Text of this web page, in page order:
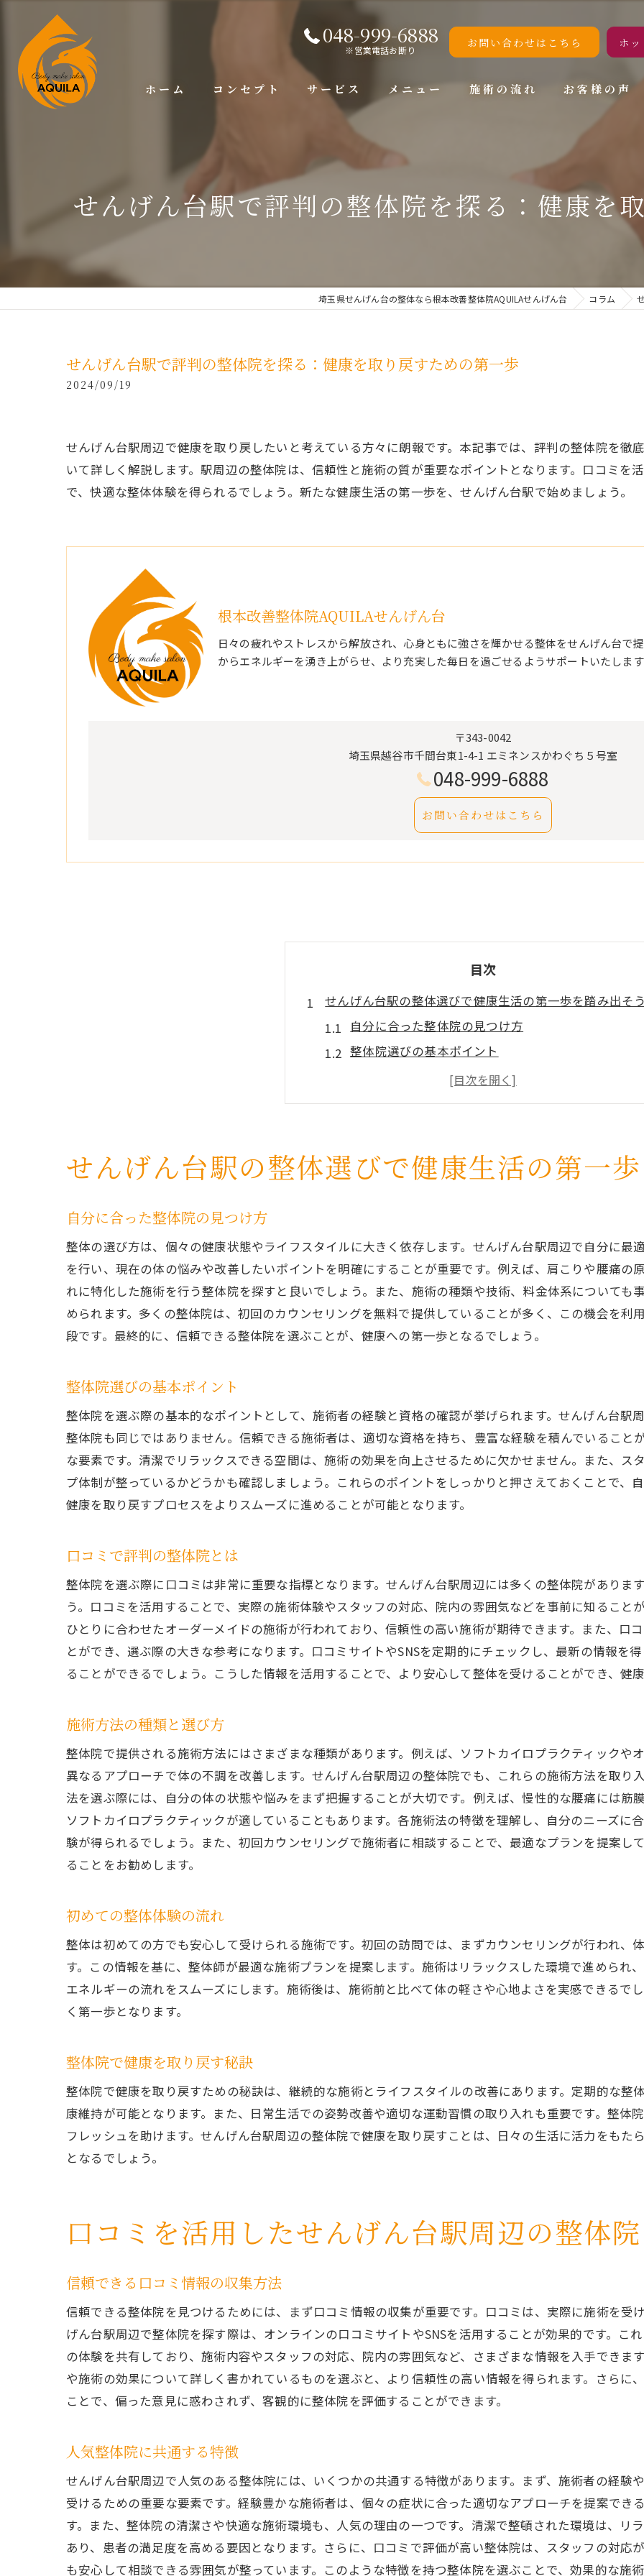
048-999-6888
※営業電話お断り
お問い合わせはこちら ホ
ホーム コンセプト サービス メニュー 施術の流れ お客様の声
せんげん台駅で評判の整体院を探る：健康を
埼玉県せんげん台の整体なら根本改善整体院AQUILAせんげん台 コラム
せんげん台駅で評判の整体院を探る：健康を取り戻すための第一歩
2024/09/19
せんげん台駅周辺で健康を取り戻したいと考えている方々に朗報です。本記事では、評判の整体院を徹
いて詳しく解説します。駅周辺の整体院は、信頼性と施術の質が重要なポイントとなります。口コミを
で、快適な整体体験を得られるでしょう。新たな健康生活の第一歩を、せんげん台駅で始めましょう。
根本改善整体院AQUILAせんげん台
日々の疲れやストレスから解放され、心身ともに強さを輝かせる整体をせんげん台で
からエネルギーを湧き上がらせ、より充実した毎日を過ごせるようサポートいたしま
〒343-0042
埼玉県越谷市千間台東1-4-1 エミネンスかわぐち５号室
048-999-6888
お問い合わせはこちら
目次
せんげん台駅の整体選びで健康生活の第一歩を踏み出そ
自分に合った整体院の見つけ方
整体院選びの基本ポイント
口コミで評判の整体院とは
施術方法の種類と選び方
整体院で健康を取り戻す秘訣
口コミを活用したせんげん台駅周辺の整体院の選び方
口コミの信憑性を見極めるポイント
体験者の声から学ぶ整体院選び
口コミを参考にした施術効果の検証
自分に合った口コミの活用法
整体で改善される代表的な症状
健康維持に役立つ整体の活用法
整体が心身に与える影響
施術後に期待できる健康改善
施術環境の清潔さをチェック
施術者の経験と資格の確認法
オーダーメイドの施術プランを提供しているか
整体院の設備と雰囲気の重要性
整体院の料金体系とサービス内容
地域密着型整体院のメリット
施術者との相性確認のコツ
評判の整体院を見極める基準
友人や知人からの紹介を活用
整体と合わせて行いたい健康習慣
施術者の技術力と信頼性
高品質な施術を提供する整体院の特徴
施術後の体感で選ぶ整体院
清潔な施術環境が整ったせんげん台駅の整体院を探る
施術ベッドや器具の清潔感を確認
スタッフの清潔さと対応力
整体院内の衛生管理体制のチェック
心地よい施術空間の見つけ方
せんげん台駅の整体選びで健康生活の第一
自分に合った整体院の見つけ方
整体の選び方は、個々の健康状態やライフスタイルに大きく依存します。せんげん台駅周辺で自分に最
を行い、現在の体の悩みや改善したいポイントを明確にすることが重要です。例えば、肩こりや腰痛の
れに特化した施術を行う整体院を探すと良いでしょう。また、施術の種類や技術、料金体系についても
められます。多くの整体院は、初回のカウンセリングを無料で提供していることが多く、この機会を利
段です。最終的に、信頼できる整体院を選ぶことが、健康への第一歩となるでしょう。
整体院選びの基本ポイント
整体院を選ぶ際の基本的なポイントとして、施術者の経験と資格の確認が挙げられます。せんげん台駅
整体院も同じではありません。信頼できる施術者は、適切な資格を持ち、豊富な経験を積んでいること
な要素です。清潔でリラックスできる空間は、施術の効果を向上させるために欠かせません。また、ス
プ体制が整っているかどうかも確認しましょう。これらのポイントをしっかりと押さえておくことで、
健康を取り戻すプロセスをよりスムーズに進めることが可能となります。
口コミで評判の整体院とは
整体院を選ぶ際に口コミは非常に重要な指標となります。せんげん台駅周辺には多くの整体院がありま
う。口コミを活用することで、実際の施術体験やスタッフの対応、院内の雰囲気などを事前に知ること
ひとりに合わせたオーダーメイドの施術が行われており、信頼性の高い施術が期待できます。また、口
とができ、選ぶ際の大きな参考になります。口コミサイトやSNSを定期的にチェックし、最新の情報を
ることができるでしょう。こうした情報を活用することで、より安心して整体を受けることができ、健
施術方法の種類と選び方
整体院で提供される施術方法にはさまざまな種類があります。例えば、ソフトカイロプラクティックや
異なるアプローチで体の不調を改善します。せんげん台駅周辺の整体院でも、これらの施術方法を取り
法を選ぶ際には、自分の体の状態や悩みをまず把握することが大切です。例えば、慢性的な腰痛には筋
ソフトカイロプラクティックが適していることもあります。各施術法の特徴を理解し、自分のニーズに
験が得られるでしょう。また、初回カウンセリングで施術者に相談することで、最適なプランを提案し
ることをお勧めします。
初めての整体体験の流れ
整体は初めての方でも安心して受けられる施術です。初回の訪問では、まずカウンセリングが行われ、
す。この情報を基に、整体師が最適な施術プランを提案します。施術はリラックスした環境で進められ
エネルギーの流れをスムーズにします。施術後は、施術前と比べて体の軽さや心地よさを実感できるで
く第一歩となります。
整体院で健康を取り戻す秘訣
整体院で健康を取り戻すための秘訣は、継続的な施術とライフスタイルの改善にあります。定期的な整
康維持が可能となります。また、日常生活での姿勢改善や適切な運動習慣の取り入れも重要です。整体
フレッシュを助けます。せんげん台駅周辺の整体院で健康を取り戻すことは、日々の生活に活力をもた
となるでしょう。
口コミを活用したせんげん台駅周辺の整体
信頼できる口コミ情報の収集方法
信頼できる整体院を見つけるためには、まず口コミ情報の収集が重要です。口コミは、実際に施術を受
げん台駅周辺で整体院を探す際は、オンラインの口コミサイトやSNSを活用することが効果的です。こ
の体験を共有しており、施術内容やスタッフの対応、院内の雰囲気など、さまざまな情報を入手できま
や施術の効果について詳しく書かれているものを選ぶと、より信頼性の高い情報を得られます。さらに
ことで、偏った意見に惑わされず、客観的に整体院を評価することができます。
人気整体院に共通する特徴
せんげん台駅周辺で人気のある整体院には、いくつかの共通する特徴があります。まず、施術者の経験
受けるための重要な要素です。経験豊かな施術者は、個々の症状に合った適切なアプローチを提案でき
す。また、整体院の清潔さや快適な施術環境も、人気の理由の一つです。清潔で整頓された環境は、リ
あり、患者の満足度を高める要因となります。さらに、口コミで評価が高い整体院は、スタッフの対応
も安心して相談できる雰囲気が整っています。このような特徴を持つ整体院を選ぶことで、効果的な施